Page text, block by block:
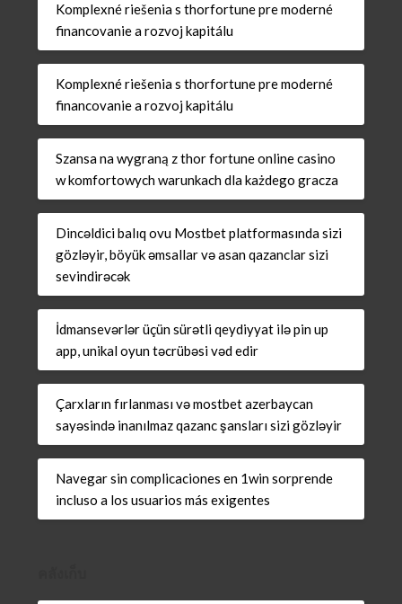
Komplexné riešenia s thorfortune pre moderné
financovanie a rozvoj kapitálu
Komplexné riešenia s thorfortune pre moderné
financovanie a rozvoj kapitálu
Szansa na wygraną z thor fortune online casino
w komfortowych warunkach dla każdego gracza
Dincəldici balıq ovu Mostbet platformasında sizi
gözləyir, böyük əmsallar və asan qazanclar sizi
sevindirəcək
İdmansevərlər üçün sürətli qeydiyyat ilə pin up
app, unikal oyun təcrübəsi vəd edir
Çarxların fırlanması və mostbet azerbaycan
sayəsində inanılmaz qazanc şansları sizi gözləyir
Navegar sin complicaciones en 1win sorprende
incluso a los usuarios más exigentes